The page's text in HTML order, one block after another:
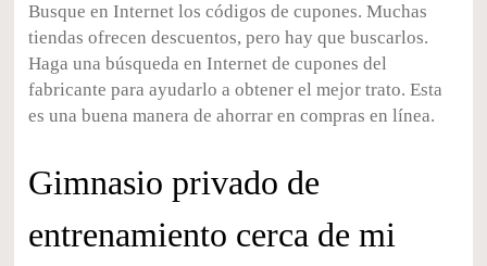
Busque en Internet los códigos de cupones. Muchas
tiendas ofrecen descuentos, pero hay que buscarlos.
Haga una búsqueda en Internet de cupones del
fabricante para ayudarlo a obtener el mejor trato. Esta
es una buena manera de ahorrar en compras en línea.
Gimnasio privado de
entrenamiento cerca de mi